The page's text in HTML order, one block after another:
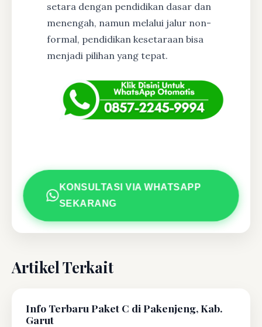
setara dengan pendidikan dasar dan
menengah, namun melalui jalur non-
formal, pendidikan kesetaraan bisa
menjadi pilihan yang tepat.
KONSULTASI VIA WHATSAPP
SEKARANG
Artikel Terkait
Info Terbaru Paket C di Pakenjeng, Kab.
Garut